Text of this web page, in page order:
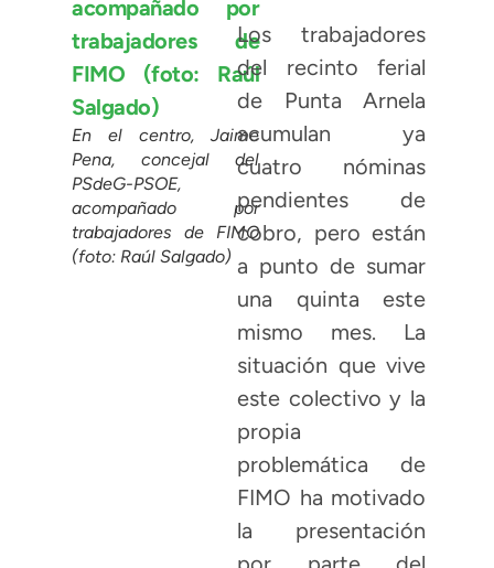
En el centro, Jaime
Pena, concejal del
PSdeG-PSOE,
acompañado por
trabajadores de FIMO
(foto: Raúl Salgado)
Los trabajadores
del recinto ferial
de Punta Arnela
acumulan ya
cuatro nóminas
pendientes de
cobro, pero están
a punto de sumar
una quinta este
mismo mes. La
situación que vive
este colectivo y la
propia
problemática de
FIMO ha motivado
la presentación